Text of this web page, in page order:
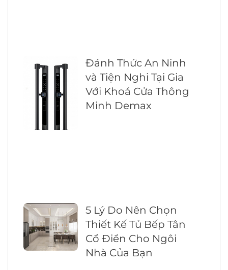
Đánh Thức An Ninh
và Tiện Nghi Tại Gia
Với Khoá Cửa Thông
Minh Demax
5 Lý Do Nên Chọn
Thiết Kế Tủ Bếp Tân
Cổ Điển Cho Ngôi
Nhà Của Bạn